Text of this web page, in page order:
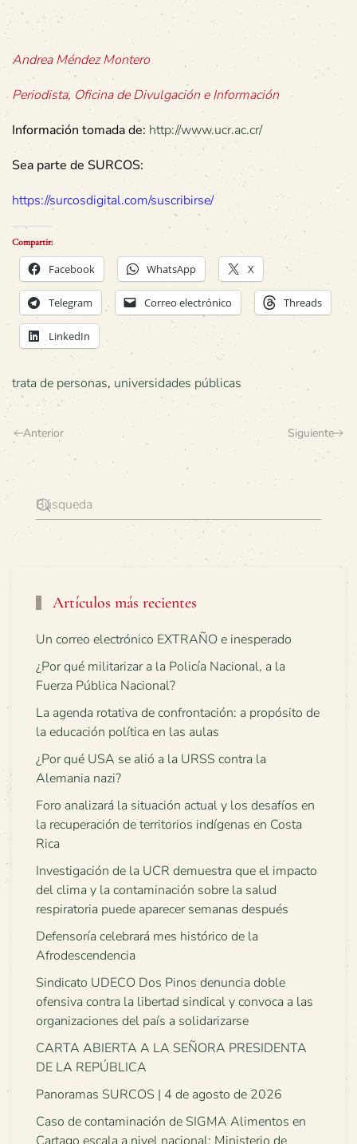
Andrea Méndez Montero
Periodista, Oficina de Divulgación e Información
Información tomada de: http://www.ucr.ac.cr/
Sea parte de SURCOS:
https://surcosdigital.com/suscribirse/
Compartir:
Facebook WhatsApp X
Telegram Correo electrónico Threads
LinkedIn
trata de personas, universidades públicas
Anterior Siguiente
Artículos más recientes
Un correo electrónico EXTRAÑO e inesperado
¿Por qué militarizar a la Policía Nacional, a la
Fuerza Pública Nacional?
La agenda rotativa de confrontación: a propósito de
la educación política en las aulas
¿Por qué USA se alió a la URSS contra la
Alemania nazi?
Foro analizará la situación actual y los desafíos en
la recuperación de territorios indígenas en Costa
Rica
Investigación de la UCR demuestra que el impacto
del clima y la contaminación sobre la salud
respiratoria puede aparecer semanas después
Defensoría celebrará mes histórico de la
Afrodescendencia
Sindicato UDECO Dos Pinos denuncia doble
ofensiva contra la libertad sindical y convoca a las
organizaciones del país a solidarizarse
CARTA ABIERTA A LA SEÑORA PRESIDENTA
DE LA REPÚBLICA
Panoramas SURCOS | 4 de agosto de 2026
Caso de contaminación de SIGMA Alimentos en